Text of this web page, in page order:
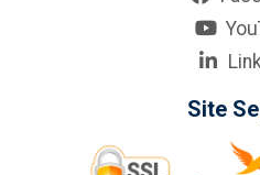
Site